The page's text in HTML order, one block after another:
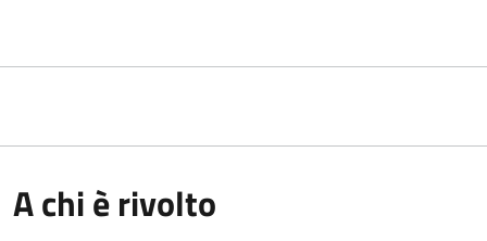
A chi è rivolto